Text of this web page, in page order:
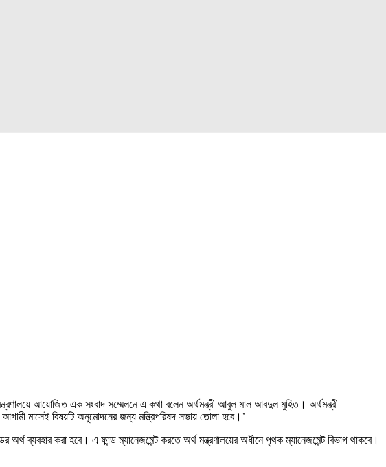
আয়োজিত এক সংবাদ সম্মেলনে এ কথা বলেন অর্থমন্ত্রী আবুল মাল আবদুল মুহিত। অর্থমন্ত্রী
মাসেই বিষয়টি অনুমোদনের জন্য মন্ত্রিপরিষদ সভায় তোলা হবে।’
অর্থ ব্যবহার করা হবে। এ ফান্ড ম্যানেজমেন্ট করতে অর্থ মন্ত্রণালয়ের অধীনে পৃথক ম্যানেজমেন্ট বিভাগ থাকবে।